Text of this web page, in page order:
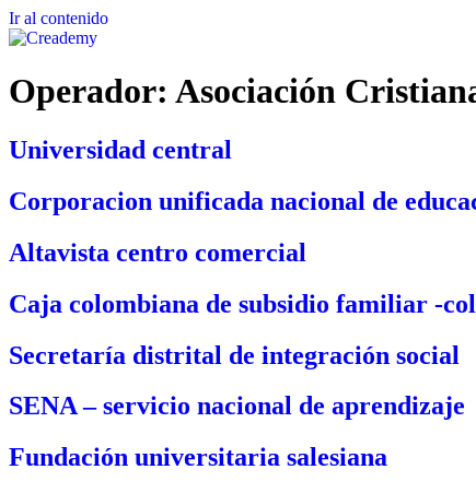
Ir al contenido
Operador: Asociación
Universidad central
Corporacion unificada nacional de
Altavista centro comercial
Caja colombiana de subsidio familiar -
Secretaría distrital de integración social
SENA – servicio nacional de aprendizaje
Fundación universitaria salesiana